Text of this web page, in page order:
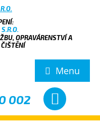
OPRAVÁRENSTVÍ A
ČIŠTĚNÍ
Menu
002